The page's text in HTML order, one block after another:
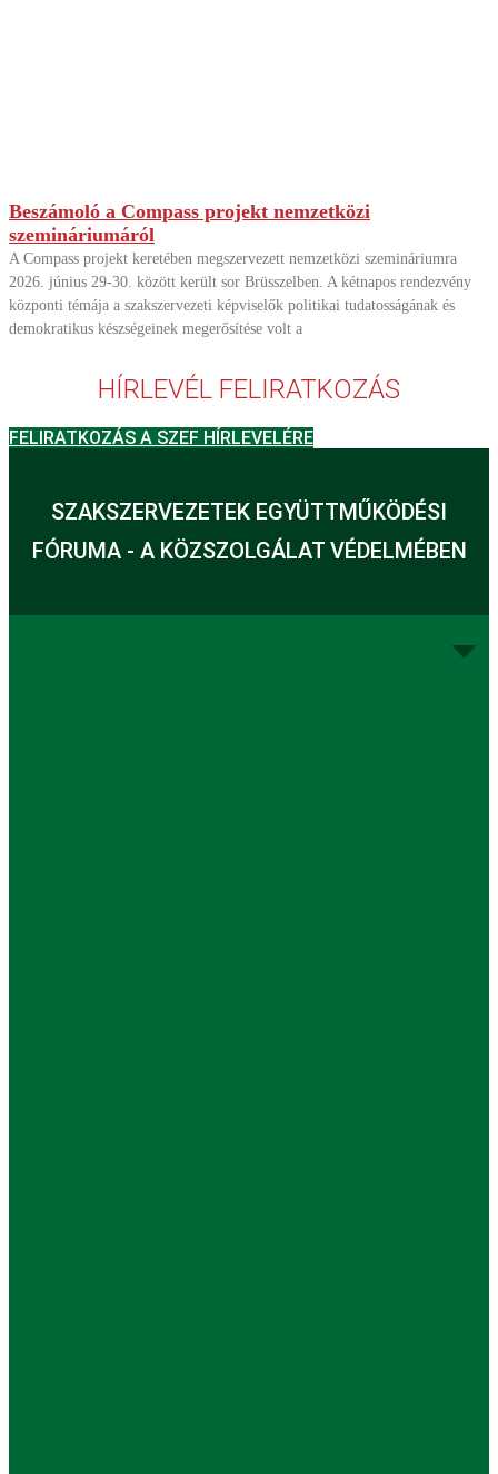
Beszámoló a Compass projekt nemzetközi
szemináriumáról
A Compass projekt keretében megszervezett nemzetközi szemináriumra
2026. június 29-30. között került sor Brüsszelben. A kétnapos rendezvény
központi témája a szakszervezeti képviselők politikai tudatosságának és
demokratikus készségeinek megerősítése volt a
HÍRLEVÉL FELIRATKOZÁS
FELIRATKOZÁS A SZEF HÍRLEVELÉRE
SZAKSZERVEZETEK EGYÜTTMŰKÖDÉSI
FÓRUMA - A KÖZSZOLGÁLAT VÉDELMÉBEN